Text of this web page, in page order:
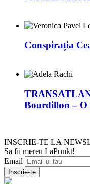
Conspirația
Bourdillon – O
INSCRIE-TE LA
Sa fii mereu LaPunkt!
Email